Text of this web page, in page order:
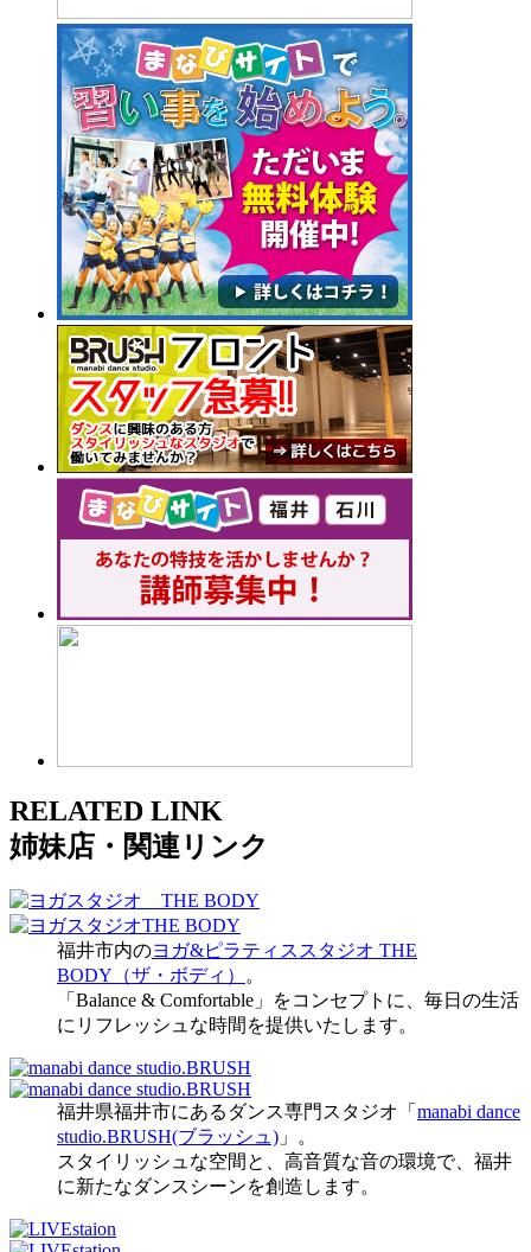
RELATED LINK
姉妹店・関連リンク
福井市内のヨガ&ピラティススタジオ THE
BODY（ザ・ボディ）
。
「Balance & Comfortable」をコンセプトに、毎日の生活
にリフレッシュな時間を提供いたします。
福井県福井市にあるダンス専門スタジオ「 manabi dance
studio.BRUSH(ブラッシュ) 」。
スタイリッシュな空間と、高音質な音の環境で、福井
に新たなダンスシーンを創造します。